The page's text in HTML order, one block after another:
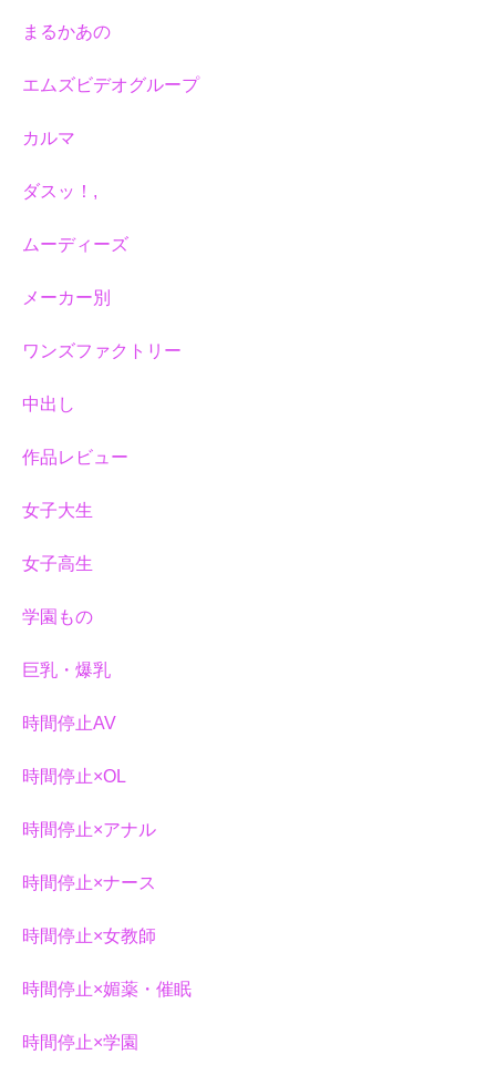
まるかあの
エムズビデオグループ
カルマ
ダスッ！,
ムーディーズ
メーカー別
ワンズファクトリー
中出し
作品レビュー
女子大生
女子高生
学園もの
巨乳・爆乳
時間停止AV
時間停止×OL
時間停止×アナル
時間停止×ナース
時間停止×女教師
時間停止×媚薬・催眠
時間停止×学園